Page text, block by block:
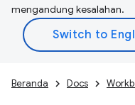
mengandung kesalahan.
Beranda Docs